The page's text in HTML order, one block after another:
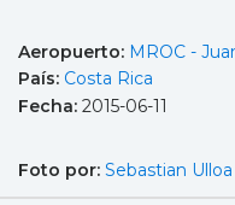
Aeropuerto: MROC -
País: Costa Rica
Fecha: 2015-06-11
Foto por: Sebastian Ulloa